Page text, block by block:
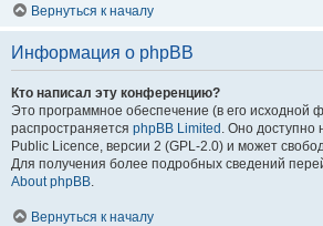
Вернуться к началу
Информация о phpBB
Кто написал эту конференцию?
Это программное обеспечение (в его исходной
распространяется phpBB Limited . Оно доступно
Public Licence, версии 2 (GPL-2.0) и может
Для получения более подробных сведений
About phpBB.
Вернуться к началу